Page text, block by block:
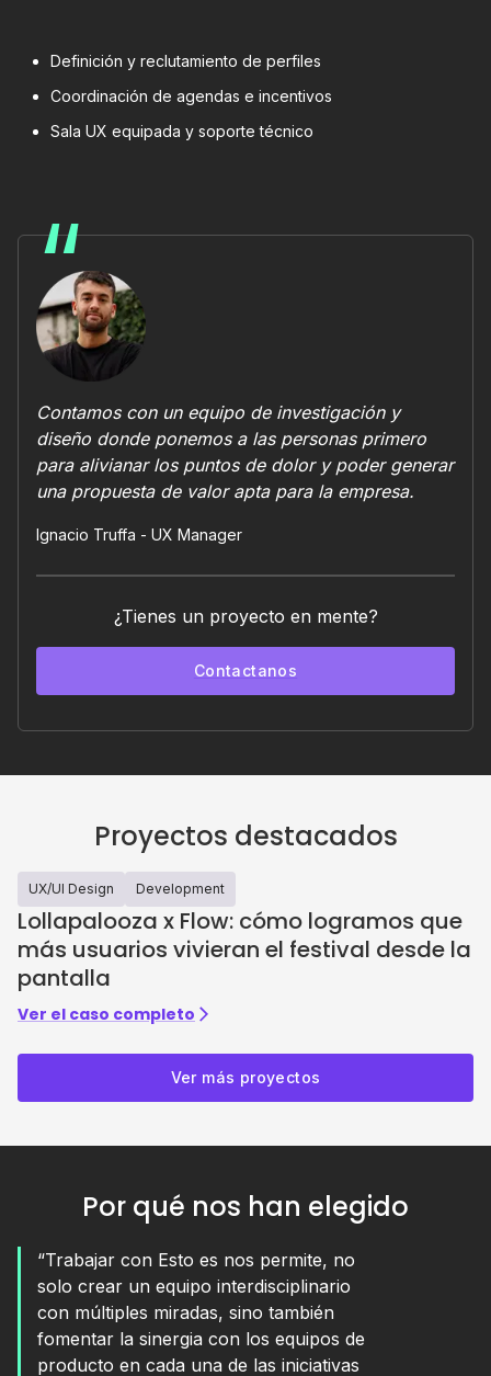
Definición y reclutamiento de perfiles
Coordinación de agendas e incentivos
Sala UX equipada y soporte técnico
Contamos con un equipo de investigación y
diseño donde ponemos a las personas primero
para alivianar los puntos de dolor y poder generar
una propuesta de valor apta para la empresa.
Ignacio Truffa - UX Manager
¿Tienes un proyecto en mente?
Contactanos
Proyectos destacados
UX/UI Design Development
Lollapalooza x Flow: cómo logramos que
más usuarios vivieran el festival desde la
pantalla
Ver el caso completo
Ver más proyectos
Por qué nos han elegido
“Trabajar con Esto es nos permite, no
solo crear un equipo interdisciplinario
con múltiples miradas, sino también
fomentar la sinergia con los equipos de
producto en cada una de las iniciativas